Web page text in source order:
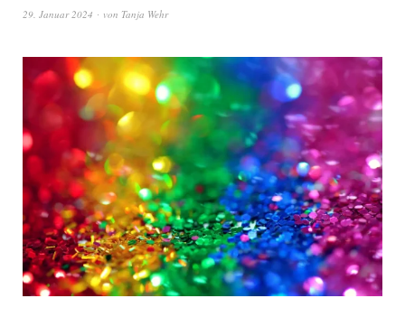
29. Januar 2024 von Tanja Wehr